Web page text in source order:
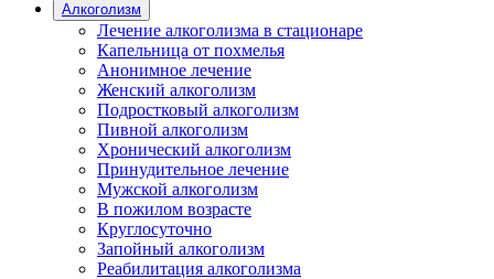
Алкоголизм
Лечение алкоголизма в стационаре
Капельница от похмелья
Анонимное лечение
Женский алкоголизм
Подростковый алкоголизм
Пивной алкоголизм
Хронический алкоголизм
Принудительное лечение
Мужской алкоголизм
В пожилом возрасте
Круглосуточно
Запойный алкоголизм
Реабилитация алкоголизма